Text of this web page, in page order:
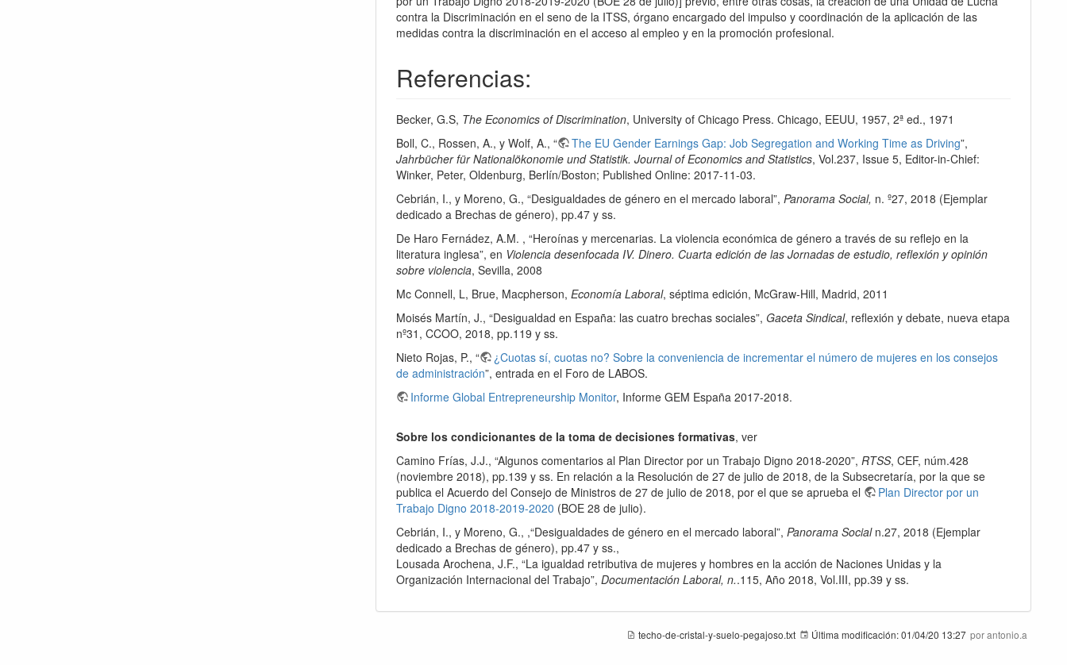
contra la Discriminación en el seno de la ITSS, órgano encargado del impulso y coordinación de la aplicación de las
medidas contra la discriminación en el acceso al empleo y en la promoción profesional.
Referencias:
Becker, G.S, The Economics of Discrimination, University of Chicago Press. Chicago, EEUU, 1957, 2ª ed., 1971
Boll, C., Rossen, A., y Wolf, A., “
The EU Gender Earnings Gap: Job Segregation and Working Time as Driving”,
Jahrbücher für Nationalökonomie und Statistik. Journal of Economics and Statistics, Vol.237, Issue 5, Editor-in-Chief:
Winker, Peter, Oldenburg, Berlín/Boston; Published Online: 2017-11-03.
Cebrián, I., y Moreno, G., “Desigualdades de género en el mercado laboral”, Panorama Social, n. º27, 2018 (Ejemplar
dedicado a Brechas de género), pp.47 y ss.
De Haro Fernádez, A.M. , “Heroínas y mercenarias. La violencia económica de género a través de su reflejo en la
literatura inglesa”, en Violencia desenfocada IV. Dinero. Cuarta edición de las Jornadas de estudio, reflexión y opinión
sobre violencia, Sevilla, 2008
Mc Connell, L, Brue, Macpherson, Economía Laboral, séptima edición, McGraw-Hill, Madrid, 2011
Moisés Martín, J., “Desigualdad en España: las cuatro brechas sociales”, Gaceta Sindical, reflexión y debate, nueva etapa
nº31, CCOO, 2018, pp.119 y ss.
Nieto Rojas, P., “
¿Cuotas sí, cuotas no? Sobre la conveniencia de incrementar el número de mujeres en los consejos
de administración”, entrada en el Foro de LABOS.
Informe Global Entrepreneurship Monitor, Informe GEM España 2017-2018.
Sobre los condicionantes de la toma de decisiones formativas, ver
Camino Frías, J.J., “Algunos comentarios al Plan Director por un Trabajo Digno 2018-2020”, RTSS, CEF, núm.428
(noviembre 2018), pp.139 y ss. En relación a la Resolución de 27 de julio de 2018, de la Subsecretaría, por la que se
publica el Acuerdo del Consejo de Ministros de 27 de julio de 2018, por el que se aprueba el
Plan Director por un
Trabajo Digno 2018-2019-2020 (BOE 28 de julio).
Cebrián, I., y Moreno, G., ,“Desigualdades de género en el mercado laboral”, Panorama Socialn.27, 2018 (Ejemplar
dedicado a Brechas de género), pp.47 y ss.,
Lousada Arochena, J.F., “La igualdad retributiva de mujeres y hombres en la acción de Naciones Unidas y la
Organización Internacional del Trabajo”, Documentación Laboral, n..115, Año 2018, Vol.III, pp.39 y ss.
techo-de-cristal-y-suelo-pegajoso.txt Última modificación:01/04/20 13:27 porantonio.a